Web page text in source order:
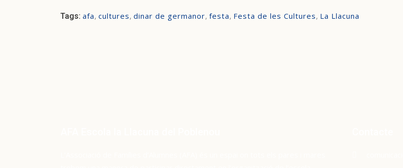
Tags: afa, cultures, dinar de germanor, festa, Festa de les Cultures, La Llacuna